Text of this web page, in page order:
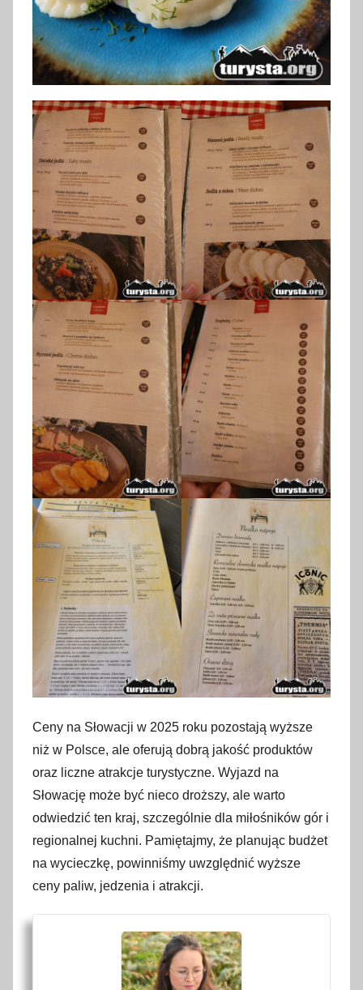
Ceny na Słowacji w 2025 roku pozostają wyższe
niż w Polsce, ale oferują dobrą jakość produktów
oraz liczne atrakcje turystyczne. Wyjazd na
Słowację może być nieco droższy, ale warto
odwiedzić ten kraj, szczególnie dla miłośników gór i
regionalnej kuchni. Pamiętajmy, że planując budżet
na wycieczkę, powinniśmy uwzględnić wyższe
ceny paliw, jedzenia i atrakcji.